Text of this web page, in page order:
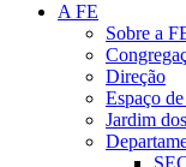
A FE
Sobre a
Direção
Espaço
Jardim